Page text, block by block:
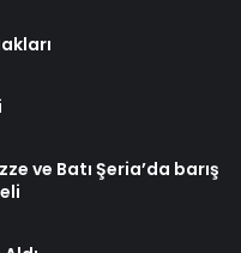
ve Batı Şeria’da barış